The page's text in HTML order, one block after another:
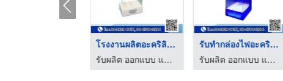
โรงงานผลิตอะคริลิคแป ...
รับผลิต ออกแบบ แปรรูปอะคริลิค - สตาร์มีเดียเฮาส์
รับทำกล่องไฟอะคริลิค
รับผลิต ออกแบบ แปรรูปอะคริลิค - สตาร์มีเดียเฮาส์